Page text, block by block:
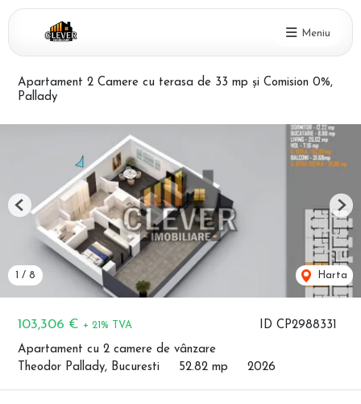
Meniu
Apartament 2 Camere cu terasa de 33 mp și Comision 0%,
Pallady
ID CP2988331
103,306 € + 21% TVA
Apartament cu 2 camere de vânzare
Theodor Pallady, Bucuresti
52.82 mp 2026
1 / 8 Harta
Previous